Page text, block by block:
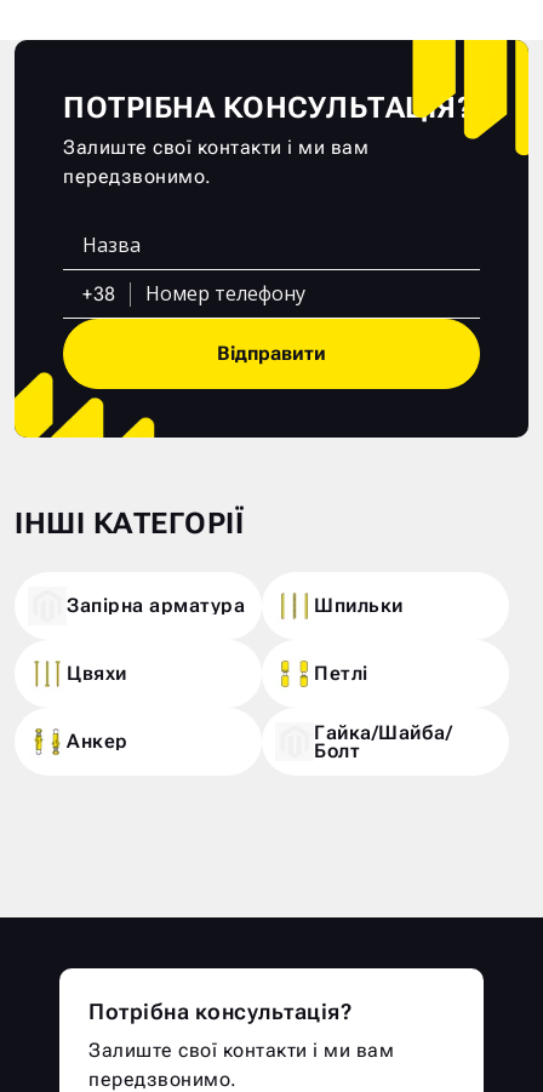
ПОТРІБНА КОНСУЛЬТАЦІЯ?
Залиште свої контакти і ми вам
передзвонимо.
+38
Відправити
ІНШІ КАТЕГОРІЇ
Запірна арматура Шпильки
Цвяхи Петлі
Анкер Гайка/Шайба/
Болт
Потрібна консультація?
Залиште свої контакти і ми вам
передзвонимо.